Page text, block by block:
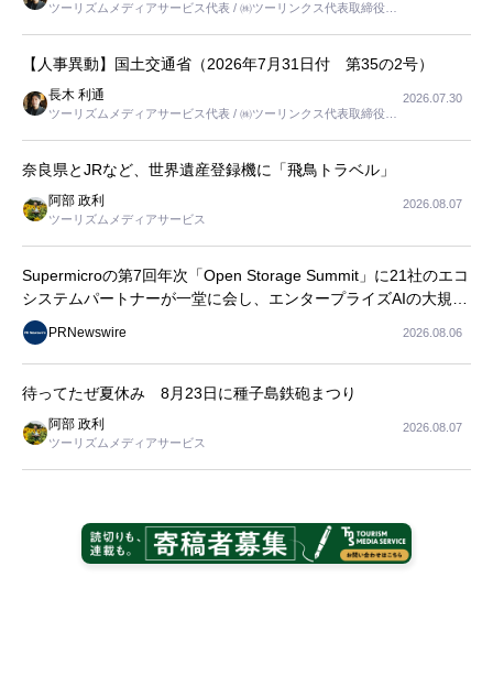
ツーリズムメディアサービス代表 / ㈱ツーリンクス代表取締役社
【人事異動】国土交通省（2026年7月31日付 第35の2号）
長木 利通
ツーリズムメディアサービス代表 / ㈱ツーリンクス代表取締役社
2026.07.30
奈良県とJRなど、世界遺産登録機に「飛鳥トラベル」
阿部 政利
ツーリズムメディアサービス
2026.08.07
Supermicroの第7回年次「Open Storage Summit」に21社のエコ
システムパートナーが一堂に会し、エンタープライズAIの大規模
導入に関する実践的なガイダンスを共有
PRNewswire 2026.08.06
待ってたぜ夏休み 8月23日に種子島鉄砲まつり
阿部 政利
ツーリズムメディアサービス
2026.08.07